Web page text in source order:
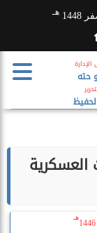
هـ
حته
العسكرية
هـ